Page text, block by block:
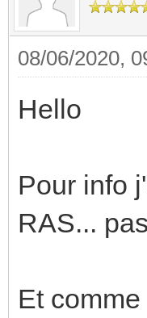
08/06/2020,
Hello
Pour info
RAS...
Et